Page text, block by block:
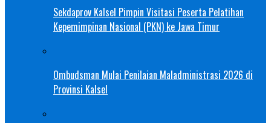
Sekdaprov Kalsel Pimpin Visitasi Peserta Pelatihan
Kepemimpinan Nasional (PKN) ke Jawa Timur
Ombudsman Mulai Penilaian Maladministrasi 2026 di
Provinsi Kalsel